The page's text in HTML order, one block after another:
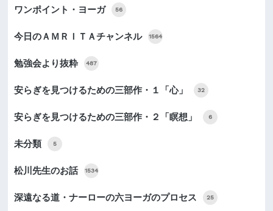
ワンポイント・ヨーガ 56
今日のＡＭＲＩＴＡチャンネル 1564
勉強会より抜粋 487
安らぎを見つけるための三部作・１「心」 32
安らぎを見つけるための三部作・２「瞑想」 6
未分類 5
松川先生のお話 1534
深遠なる道・ナーローの六ヨーガのプロセス 25